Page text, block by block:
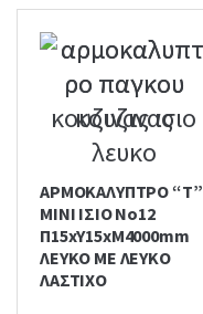
ΑΡΜΟΚΑΛΥΠΤΡΟ “T”
ΜΙΝΙ ΙΣΙΟ No12
Π15xΥ15xM4000mm
ΛΕΥΚΟ ΜΕ ΛΕΥΚΟ
ΛΑΣΤΙΧΟ